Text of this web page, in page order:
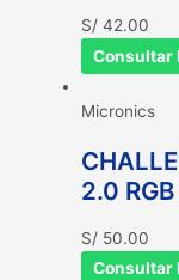
S/ 42.00
Consultar
Micronics
2.0
S/ 50.00
Consultar